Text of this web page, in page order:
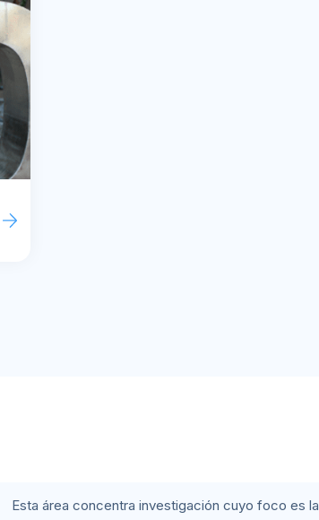
Esta área concentra investigación cuyo foco es la